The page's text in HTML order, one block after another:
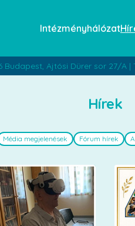
Intézményhálózat
Budapest, Ajtósi Dürer sor 27/A |
Hírek
Média megjelenések Fórum hírek